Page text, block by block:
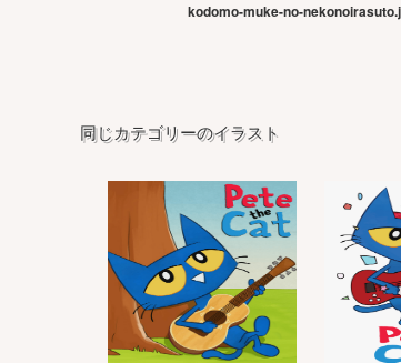
kodomo-muke-no-
同じカテゴリーのイラスト